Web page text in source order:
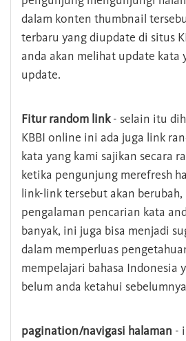
dalam konten thumbnail
terbaru yang diupdate di situs
anda akan melihat update kata
update.
Fitur random link- selain itu
KBBI online ini ada juga link
kata yang kami sajikan secara
ketika pengunjung merefresh
link-link tersebut akan
pengalaman pencarian kata
banyak, ini juga bisa menjadi
dalam memperluas
mempelajari bahasa Indonesia
belum anda ketahui
pagination/navigasi halaman -